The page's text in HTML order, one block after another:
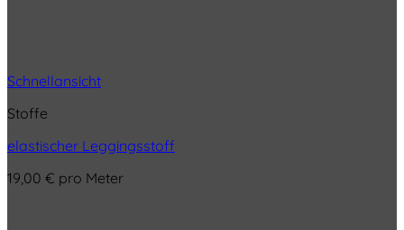
Schnellansicht
Stoffe
elastischer Leggingsstoff
19,00 € pro Meter